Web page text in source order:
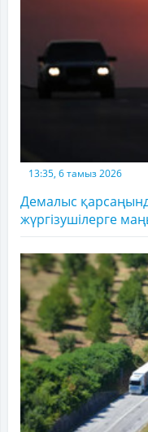
13:35, 6 тамыз 2026
Демалыс
жүргізушілерге